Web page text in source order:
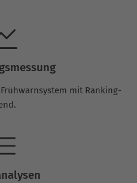
mit Ranking-